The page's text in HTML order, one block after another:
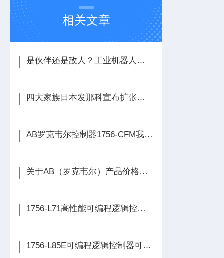
相关文章
是伙伴还是敌人？工业机器人的未来之路
四大家族日本发那科宣布扩张欧洲中心
AB罗克韦尔控制器1756-CFM我必承诺
关于AB（罗克韦尔）产品价格调整的通知
1756-L71高性能可编程逻辑控制器的常见维护保养方法分享
1756-L85E可编程逻辑控制器可满足多行业自动化精准控制需求